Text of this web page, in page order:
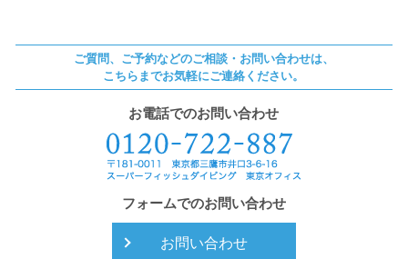
ご質問、ご予約などのご相談・お問い合わせは、
こちらまでお気軽にご連絡ください。
お電話でのお問い合わせ
フォームでのお問い合わせ
お問い合わせ